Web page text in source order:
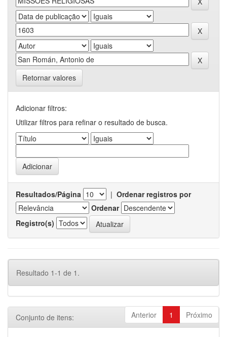
Retornar valores
Adicionar filtros:
Utilizar filtros para refinar o resultado de busca.
Resultados/Página | Ordenar registros por
Ordenar
Registro(s)
Resultado 1-1 de 1.
Anterior 1 Próximo
Conjunto de itens: